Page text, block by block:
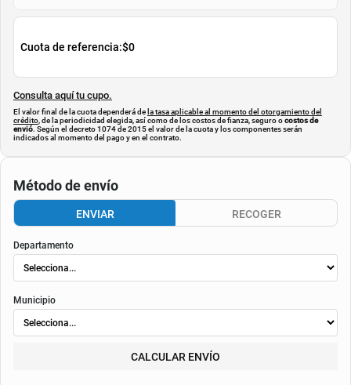
Cuota de referencia:$0
Consulta aquí tu cupo.
El valor final de la cuota dependerá de la tasa aplicable al momento del otorgamiento del
crédito , de la periodicidad elegida, así como de los costos de fianza, seguro ocostos de
envió. Según el decreto 1074 de 2015 el valor de la cuota y los componentes serán
indicados al momento del pago y en el contrato.
Método de envío
ENVIAR RECOGER
Departamento
Municipio
CALCULAR ENVÍO